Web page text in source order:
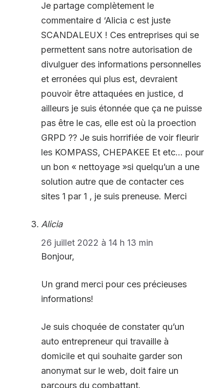
Je partage complètement le
commentaire d ‘Alicia c est juste
SCANDALEUX ! Ces entreprises qui se
permettent sans notre autorisation de
divulguer des informations personnelles
et erronées qui plus est, devraient
pouvoir être attaquées en justice, d
ailleurs je suis étonnée que ça ne puisse
pas être le cas, elle est où la proection
GRPD ?? Je suis horrifiée de voir fleurir
les KOMPASS, CHEPAKEE Et etc… pour
un bon « nettoyage »si quelqu’un a une
solution autre que de contacter ces
sites 1 par 1 , je suis preneuse. Merci
Alicia
26 juillet 2022 à 14 h 13 min
Bonjour,
Un grand merci pour ces précieuses
informations!
Je suis choquée de constater qu’un
auto entrepreneur qui travaille à
domicile et qui souhaite garder son
anonymat sur le web, doit faire un
parcours du combattant.